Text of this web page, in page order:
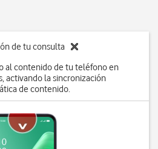
de tu consulta
al contenido de tu teléfono en
activando la sincronización
de contenido.